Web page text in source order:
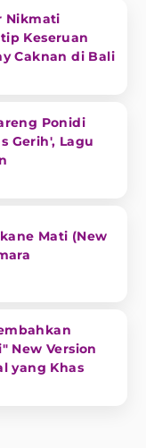
Nikmati
Keseruan
Caknan di Bali
Ponidi
Gerih', Lagu
Mati (New
New Version
yang Khas